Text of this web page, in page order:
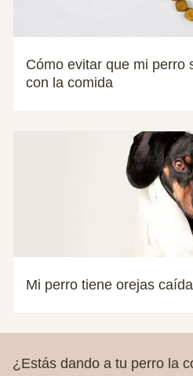
Cómo evitar que mi perro
con la comida
Mi perro tiene orejas
¿Estás dando a tu perro la